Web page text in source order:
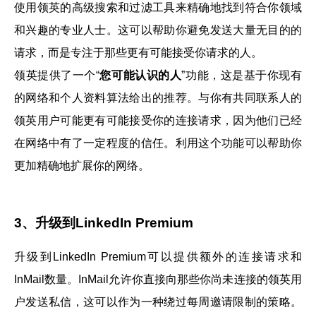
使用领英的高级搜索和过滤工具来精确地找到符合你领域
和兴趣的专业人士。这可以帮助你避免发送大量无目的的
请求，而是专注于那些更有可能接受你请求的人。
领英提供了一个“您可能认识的人”功能，这是基于你现有
的网络和个人资料算法给出的推荐。与你有共同联系人的
领英用户可能更有可能接受你的连接请求，因为他们已经
在网络中有了一定程度的信任。利用这个功能可以帮助你
更加精确地扩展你的网络。
3、 升级到 LinkedIn Premium
升级到LinkedIn Premium可以提供额外的连接请求和
InMail数量。InMail允许你直接向那些你尚未连接的领英用
户发送私信，这可以作为一种绕过每周邀请限制的策略。